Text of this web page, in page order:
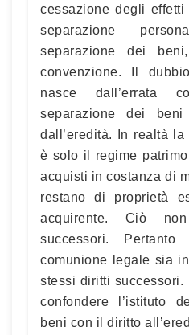
cessazione degli
separazione
separazione dei
convenzione. Il
nasce dall’errata
separazione dei
dall’eredità. In realtà
è solo il regime
acquisti in costanza di
restano di proprietà
acquirente. Ciò
successori.
comunione legale sia
stessi diritti successori.
confondere l’istituto
beni con il diritto